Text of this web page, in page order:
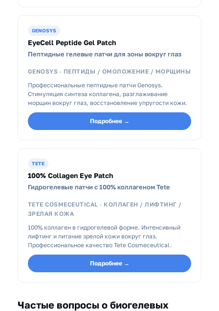
GENOSYS
EyeCell Peptide Gel Patch
Пептидные гелевые патчи для зоны вокруг глаз
GENOSYS · ПЕПТИДЫ / ОМОЛОЖЕНИЕ / МОРЩИНЫ
Профессиональные пептидные патчи Genosys.
Стимуляция синтеза коллагена, разглаживание
морщин вокруг глаз, восстановление упругости кожи.
Подробнее →
TETE
100% Collagen Eye Patch
Гидрогелевые патчи с 100% коллагеном Tete
TETE COSMECEUTICAL · КОЛЛАГЕН / ЛИФТИНГ /
ЗРЕЛАЯ КОЖА
100% коллаген в гидрогелевой форме. Интенсивный
лифтинг и питание зрелой кожи вокруг глаз.
Профессиональное качество Tete Cosmeceutical.
Подробнее →
Частые вопросы о биогелевых